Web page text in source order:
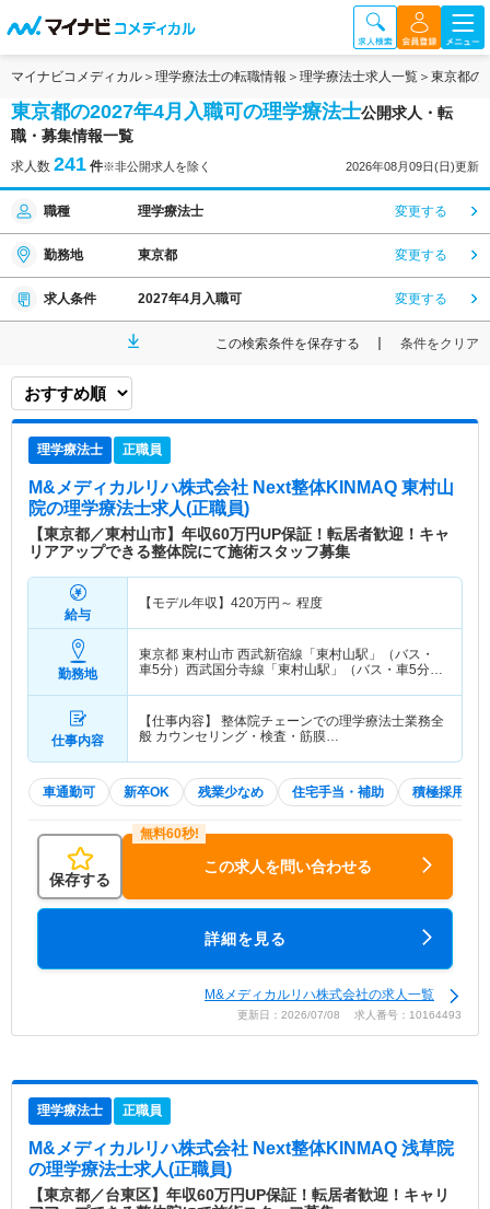
マイナビコメディカル 理学療法士の転職情報 理学療法士求人一覧 東京都の
東京都の2027年4月入職可の理学療法士公開求人・転
職・募集情報一覧
求人数 241 件※非公開求人を除く 2026年08月09日(日)更新
職種 理学療法士 変更する
勤務地 東京都 変更する
求人条件 2027年4月入職可 変更する
この検索条件を保存する 条件をクリア
理学療法士 正職員
M&メディカルリハ株式会社 Next整体KINMAQ 東村山
院の理学療法士求人(正職員)
【東京都／東村山市】年収60万円UP保証！転居者歓迎！キャ
リアアップできる整体院にて施術スタッフ募集
給与
【モデル年収】 420万円～ 程度
勤務地
東京都 東村山市 西武新宿線「東村山駅」（バス・
車5分）西武国分寺線「東村山駅」（バス・車5分）
仕事内容
【仕事内容】 整体院チェーンでの理学療法士業務全
般 カウンセリング・検査・筋膜…
車通勤可 新卒OK 残業少なめ 住宅手当・補助 積極採用中
保存する
この求人を問い合わせる
詳細を見る
M&メディカルリハ株式会社の求人一覧
更新日：2026/07/08 求人番号：10164493
理学療法士 正職員
M&メディカルリハ株式会社 Next整体KINMAQ 浅草院
の理学療法士求人(正職員)
【東京都／台東区】年収60万円UP保証！転居者歓迎！キャリ